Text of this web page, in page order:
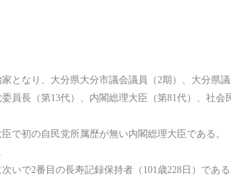
となり、大分県大分市議会議員（2期）、大分県
員長（第13代）、内閣総理大臣（第81代）、社会
で初の自民党所属歴が無い内閣総理大臣である。
いで2番目の長寿記録保持者（101歳228日）である